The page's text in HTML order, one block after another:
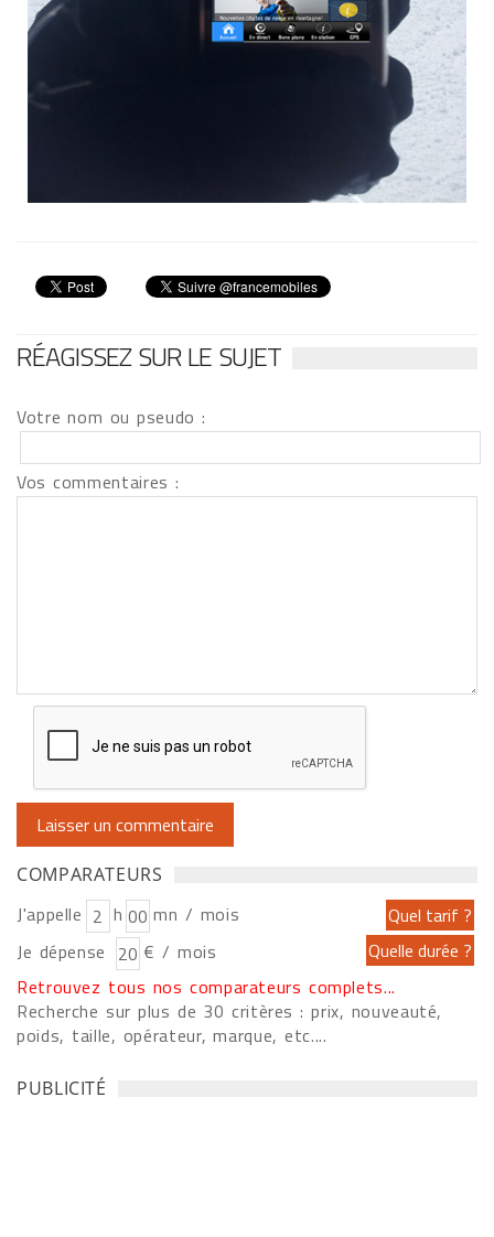
RÉAGISSEZ SUR LE SUJET
Votre nom ou pseudo :
Vos commentaires :
COMPARATEURS
J'appelle h
mn / mois
Je dépense
€ / mois
Retrouvez tous nos comparateurs complets...
Recherche sur plus de 30 critères : prix, nouveauté,
poids, taille, opérateur, marque, etc....
PUBLICITÉ